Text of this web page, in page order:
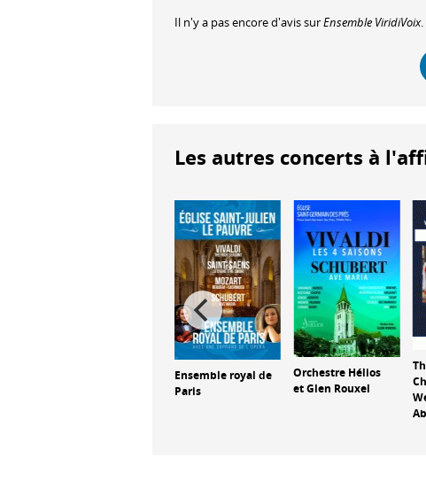
Il n'y a pas encore d'avis surEnsemble ViridiVoix.
Les autres concerts à
Ensemble royal de
Paris
Orchestre Hélios
et Glen Rouxel